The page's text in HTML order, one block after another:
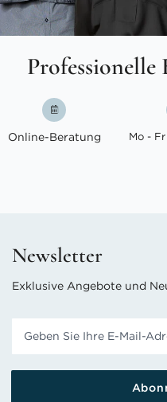
Professionelle
Online-Beratung Mo -
Newsletter
Exklusive Angebote und